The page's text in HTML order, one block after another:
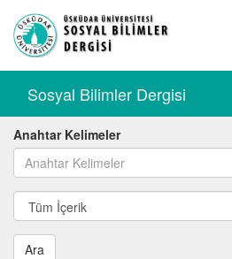
Sosyal Bilimler Dergisi
Anahtar Kelimeler
Ara